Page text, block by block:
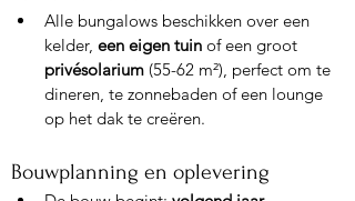
Alle bungalows beschikken over een
kelder, een eigen tuin of een groot
privésolarium (55-62 m²), perfect om te
dineren, te zonnebaden of een lounge
op het dak te creëren.
Bouwplanning en oplevering